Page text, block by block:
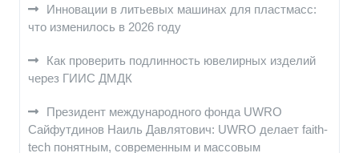
Инновации в литьевых машинах для пластмасс:
что изменилось в 2026 году
Как проверить подлинность ювелирных изделий
через ГИИС ДМДК
Президент международного фонда UWRO
Сайфутдинов Наиль Давлятович: UWRO делает faith-
tech понятным, современным и массовым